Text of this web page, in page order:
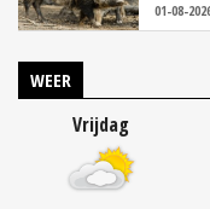
01-08-
WEER
Vrijdag